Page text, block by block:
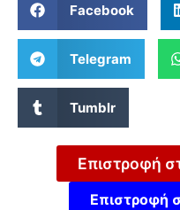
Facebook
Telegram
Tumblr
Επιστροφή
Επιστροφή